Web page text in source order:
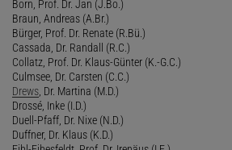
Born, Prof. Dr. Jan (J.Bo.)
Braun, Andreas (A.Br.)
Bürger, Prof. Dr. Renate (R.Bü.)
Cassada, Dr. Randall (R.C.)
Collatz, Prof. Dr. Klaus-Günter (K.-G.C.)
Culmsee, Dr. Carsten (C.C.)
Drews , Dr. Martina (M.D.)
Drossé, Inke (I.D.)
Duell-Pfaff, Dr. Nixe (N.D.)
Duffner, Dr. Klaus (K.D.)